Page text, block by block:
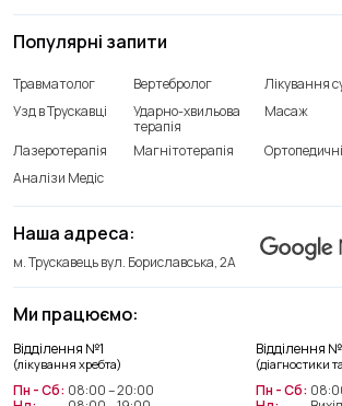
Ми працюємо:
Відділення №1
(лікування хребта)
Пн - Сб: 08:00 – 20:00
Відділення
(діагностики
Пн - Сб:
Наша адреса:
м. Трускавець вул. Бориславська, 2А
Популярні запити
Травматолог Вертебролог
Лікування
Узд в Трускавці
Ударно-хвильова
терапія
Масаж
Лазеротерапія Магнітотерапія
Аналізи Медіс
+38(066) 209 52